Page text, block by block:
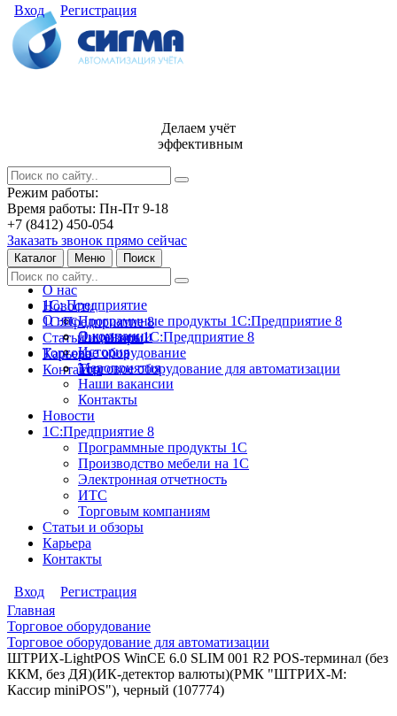
Вход Регистрация
Делаем учёт
эффективным
Режим работы:
Время работы: Пн-Пт 9-18
+7 (8412) 450-054
Заказать звонок прямо сейчас
Каталог Меню Поиск
О нас
Новости
1С:Предприятие 8
Статьи и обзоры
Карьера
Контакты
1С: Предприятие
Программные продукты 1С:Предприятие 8
Лицензии 1С:Предприятие 8
Торговое оборудование
Торговое оборудование для автоматизации
О нас
О компании
История
Мероприятия
Наши вакансии
Контакты
Новости
1С:Предприятие 8
Программные продукты 1С
Производство мебели на 1С
Электронная отчетность
ИТС
Торговым компаниям
Статьи и обзоры
Карьера
Контакты
Вход
Регистрация
Главная
Торговое оборудование
Торговое оборудование для автоматизации
ШТРИХ-LightPOS WinCE 6.0 SLIM 001 R2 POS-терминал (без
ККМ, без ДЯ)(ИК-детектор валюты)(РМК "ШТРИХ-М:
Кассир miniPOS"), черный (107774)